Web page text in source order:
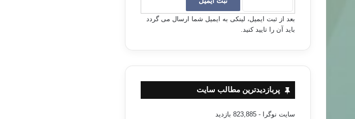
بعد از ثبت ایمیل، لینکی به ایمیل شما ارسال می گردد
باید آن را تایید کنید.
پربازدیدترین مطالب سایت
سایت نوگرا - 823,885 بازدید